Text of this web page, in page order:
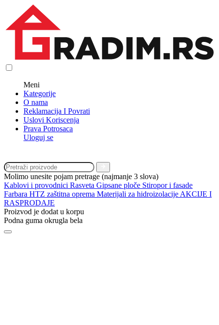
Meni
Kategorije
O nama
Reklamacija I Povrati
Uslovi Koriscenja
Prava Potrosaca
Uloguj se
Molimo unesite pojam pretrage (najmanje 3 slova)
Kablovi i provodnici Rasveta Gipsane ploče Stiropor i fasade
Farbara HTZ zaštitna oprema Materijali za hidroizolacije AKCIJE I
RASPRODAJE
Proizvod je dodat u korpu
Podna guma okrugla bela